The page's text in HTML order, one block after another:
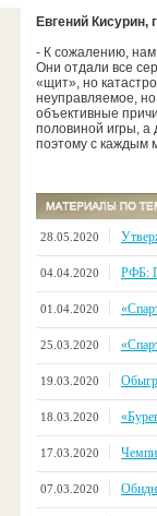
Евгений
- К сожалению, нам
Они отдали все
«щит», но
неуправляемое,
объективные
половиной игры, а
поэтому с каждым
28.05.2020
04.04.2020 РФБ:
01.04.2020
25.03.2020
19.03.2020
18.03.2020
17.03.2020
07.03.2020